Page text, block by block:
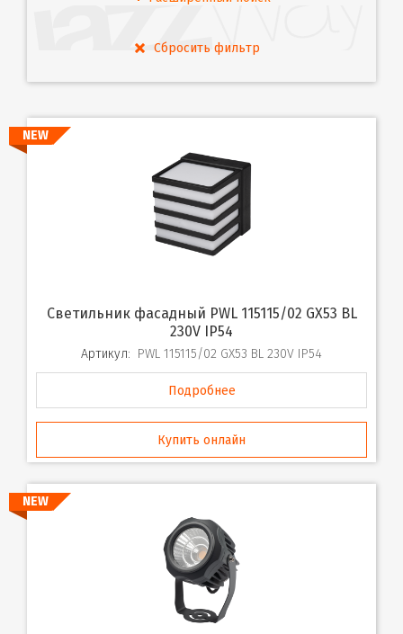
NEW
Светильник фасадный PWL 115115/02 GX53 BL
230V IP54
Артикул: PWL 115115/02 GX53 BL 230V IP54
Подробнее
Купить онлайн
NEW